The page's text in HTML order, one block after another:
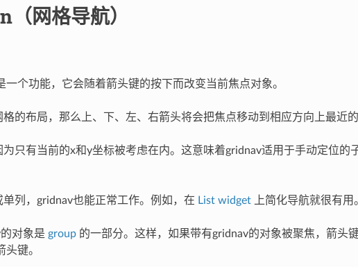
网格导航）
一个功能，它会随着箭头键的按下而改变当前焦点对象。
的布局，那么上、下、左、右箭头将会把焦点移动到相应方向上最近的
只有当前的x和y坐标被考虑在内。这意味着gridnav适用于手动定位的
列，gridnav也能正常工作。例如，在 List widget上简化导航就很有用
对象是 group的一部分。这样，如果带有gridnav的对象被聚焦，箭头
键。